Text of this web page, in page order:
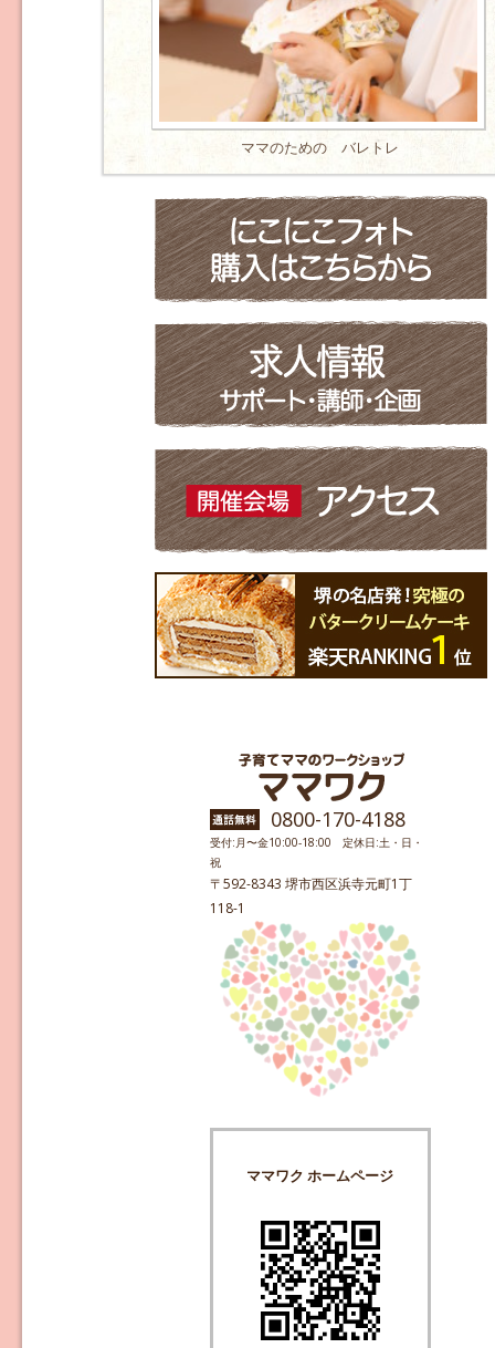
ママのための バレトレ
0800-170-4188
受付:月〜金10:00-18:00 定休日:土・日・
祝
〒592-8343 堺市西区浜寺元町1丁
118-1
ママワク ホームページ